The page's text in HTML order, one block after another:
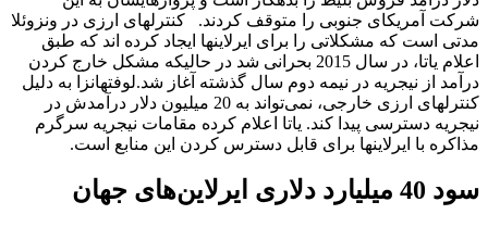
شرکت آمریکای جنوبی را متوقف کردند. کنترلهای ارزی در ونزوئلا
مدتی است که مشکلاتی را برای ایرلاینها ایجاد کرده اند که طبق
اعلام یاتا، در سال 2015 بحرانی شد در حالیکه مشکل خارج کردن
درآمد از نیجریه در نیمه دوم سال گذشته آغاز شد.لوفتهانزا به دلیل
کنترلهای ارزی خارجی، نمی‌تواند به 20 میلیون دلار درآمدش در
نیجریه دسترسی پیدا کند. یاتا اعلام کرده مقامات نیجریه سرگرم
مذاکره با ایرلاینها برای قابل دسترس کردن این منابع است.
سود 40 میلیارد دلاری ایرلاین‌های جهان